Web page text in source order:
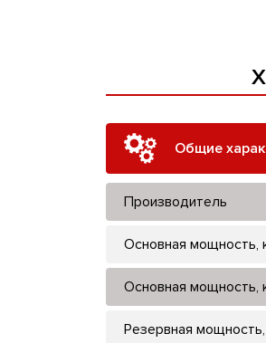
Общие
Производитель
Основная мощность,
Основная мощность,
Резервная